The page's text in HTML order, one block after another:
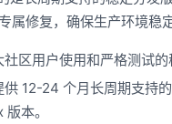
属修复，确保生产环境稳定
区用户使用和严格测试的
12-24 个月长周期支持的
本。